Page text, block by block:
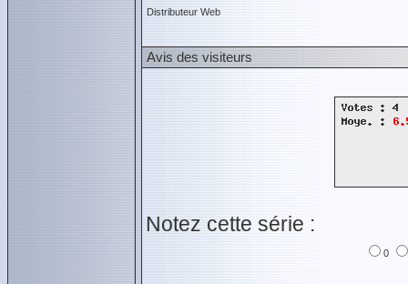
Distributeur Web
Avis des visiteurs
Notez cette série :
0